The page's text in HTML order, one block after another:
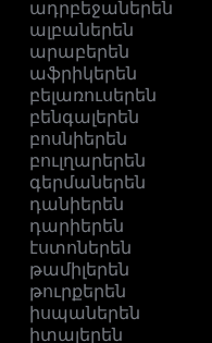
ադրբեջաներեն
ալբաներեն
արաբերեն
աֆրիկերեն
բելառուսերեն
բենգալերեն
բոսնիերեն
բուլղարերեն
գերմաներեն
դանիերեն
դարիերեն
էստոներեն
թամիլերեն
թուրքերեն
իսպաներեն
իտալերեն